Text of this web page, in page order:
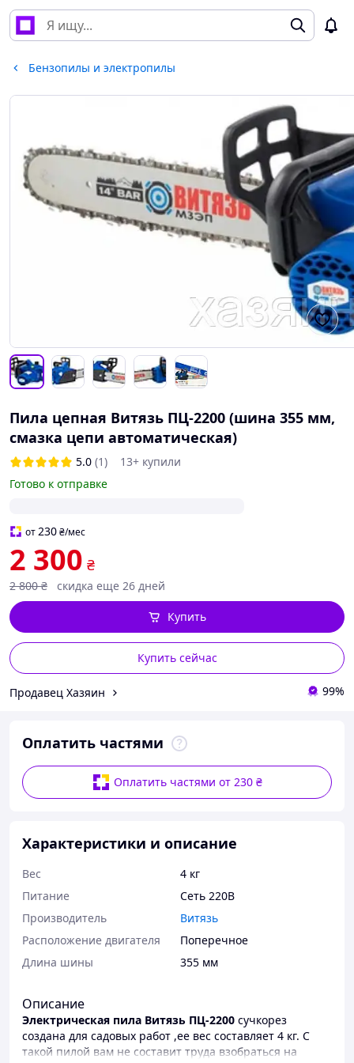
Бензопилы и электропилы
Пила цепная Витязь ПЦ-2200 (шина 355 мм,
смазка цепи автоматическая)
5.0 (1)
13+ купили
Готово к отправке
от230₴/мес
2 300 ₴
2 800 ₴ скидка еще 26 дней
Купить сейчас
Купить
Продавец Хазяин 99%
Оплатить частями
Оплатить частями от 230 ₴
Характеристики и описание
Вес
4 кг
Питание
Сеть 220В
Производитель
Витязь
Расположение двигателя
Поперечное
Длина шины
355 мм
Описание
Электрическая пила Витязь ПЦ-2200 сучкорез
создана для садовых работ ,ее вес составляет 4 кг. С
такой пилой вам не составит труда взобраться на